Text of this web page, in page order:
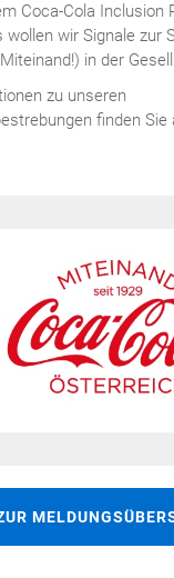
Coca-Cola Inclusion
wollen wir Signale zur
in der
zu unseren
finden Sie